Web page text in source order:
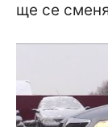
ще се